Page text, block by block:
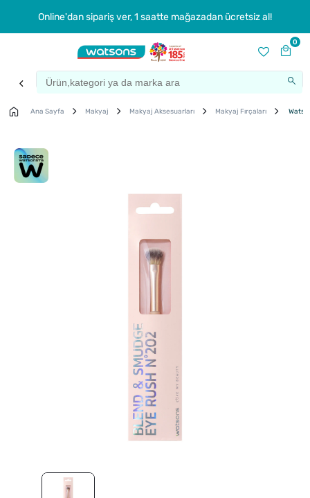
Online'dan sipariş ver, 1 saatte mağazadan ücretsiz al!
0
Ana Sayfa Makyaj Makyaj Aksesuarları Makyaj Fırçaları